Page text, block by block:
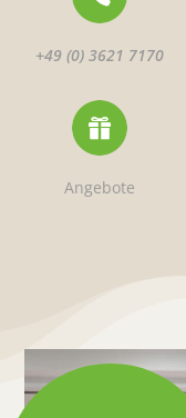
+49 (0) 3621 7170
Angebote